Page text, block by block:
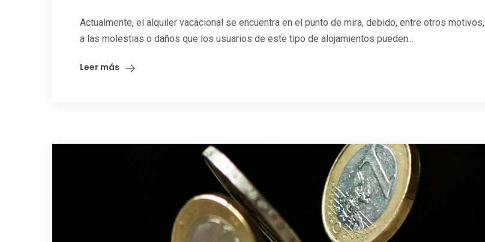
Actualmente, el alquiler vacacional se encuentra en el punto de mira, debido, entre otros motivos,
a las molestias o daños que los usuarios de este tipo de alojamientos pueden...
Leer más